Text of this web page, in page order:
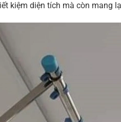
kiệm diện tích mà còn mang